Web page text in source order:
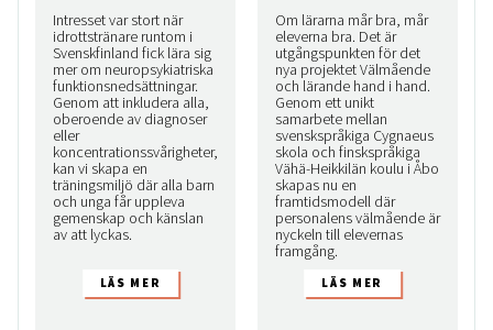
Intresset var stort när
idrottstränare runtom i
Svenskfinland fick lära sig
mer om neuropsykiatriska
funktionsnedsättningar.
Genom att inkludera alla,
oberoende av diagnoser
eller
koncentrationssvårigheter,
kan vi skapa en
träningsmiljö där alla barn
och unga får uppleva
gemenskap och känslan
av att lyckas.
Om lärarna mår bra, mår
eleverna bra. Det är
utgångspunkten för det
nya projektet Välmående
och lärande hand i hand.
Genom ett unikt
samarbete mellan
svenskspråkiga Cygnaeus
skola och finskspråkiga
Vähä-Heikkilän koulu i Åbo
skapas nu en
framtidsmodell där
personalens välmående är
nyckeln till elevernas
framgång.